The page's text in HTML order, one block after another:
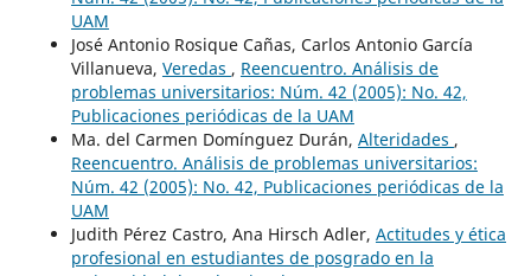
UAM
José Antonio Rosique Cañas, Carlos Antonio García
Villanueva, Veredas , Reencuentro. Análisis de
problemas universitarios: Núm. 42 (2005): No. 42,
Publicaciones periódicas de la UAM
Ma. del Carmen Domínguez Durán, Alteridades ,
Reencuentro. Análisis de problemas universitarios:
Núm. 42 (2005): No. 42, Publicaciones periódicas de la
UAM
Judith Pérez Castro, Ana Hirsch Adler, Actitudes y ética
profesional en estudiantes de posgrado en la